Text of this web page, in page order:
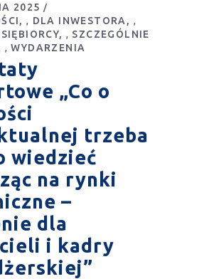
2025
, DLA INWESTORA ,
, SZCZEGÓLNIE
,WYDARZENIA
„Co o
trzeba
wiedzieć
na rynki
–
dla
i kadry